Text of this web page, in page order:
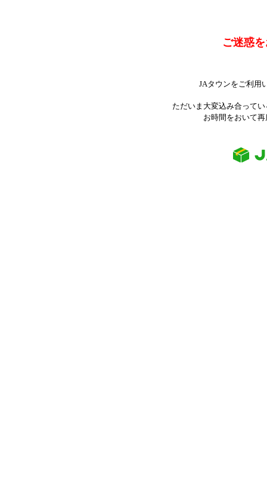
ご迷惑
JAタウンをご利用
ただいま大変込み合って
お時間をおいて